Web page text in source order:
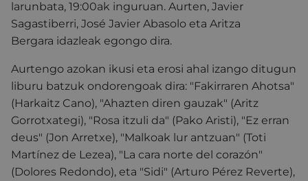
larunbata, 19:00ak inguruan. Aurten, Javier
Sagastiberri, José Javier Abasolo eta Aritza
Bergara idazleak egongo dira.
Aurtengo azokan ikusi eta erosi ahal izango ditugun
liburu batzuk ondorengoak dira: "Fakirraren Ahotsa"
(Harkaitz Cano), "Ahazten diren gauzak" (Aritz
Gorrotxategi), "Rosa itzuli da" (Pako Aristi), "Ez erran
deus" (Jon Arretxe), "Malkoak lur antzuan" (Toti
Martínez de Lezea), "La cara norte del corazón"
(Dolores Redondo), eta "Sidi" (Arturo Pérez Reverte),